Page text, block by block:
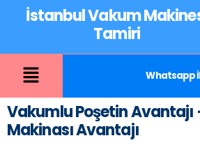
İstanbul Vakum
Tamiri
Whatsapp
Vakumlu Poşetin Avantajı
Makinası Avantajı